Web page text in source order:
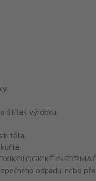
štítek výrobku.
těla.
odpadu, nebo